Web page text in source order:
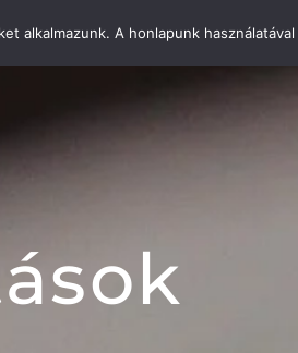
alkalmazunk. A honlapunk